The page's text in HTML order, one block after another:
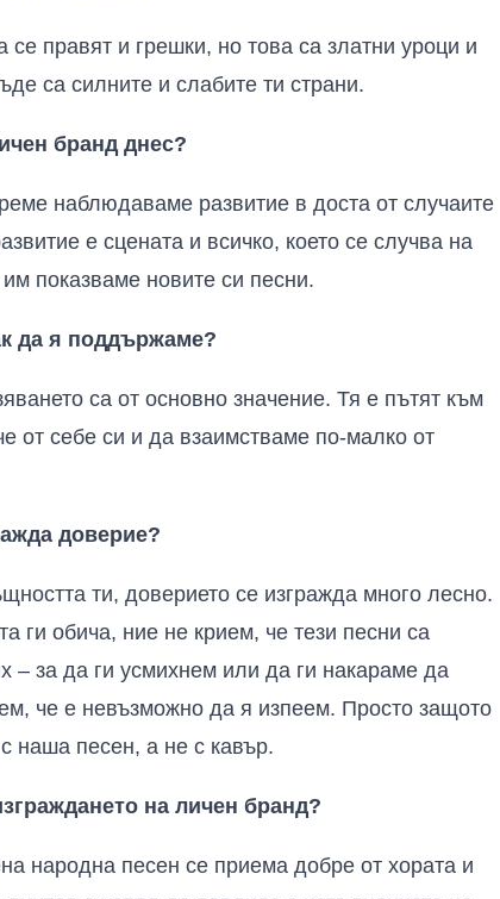
правят и грешки, но това са златни уроци и
са силните и слабите ти страни.
бранд днес?
наблюдаваме развитие в доста от случаите
е сцената и всичко, което се случва на
показваме новите си песни.
да я поддържаме?
са от основно значение. Тя е пътят към
от себе си и да взаимстваме по-малко от
доверие?
ти, доверието се изгражда много лесно.
ги обича, ние не крием, че тези песни са
– за да ги усмихнем или да ги накараме да
че е невъзможно да я изпеем. Просто защото
наша песен, а не с кавър.
на личен бранд?
народна песен се приема добре от хората и